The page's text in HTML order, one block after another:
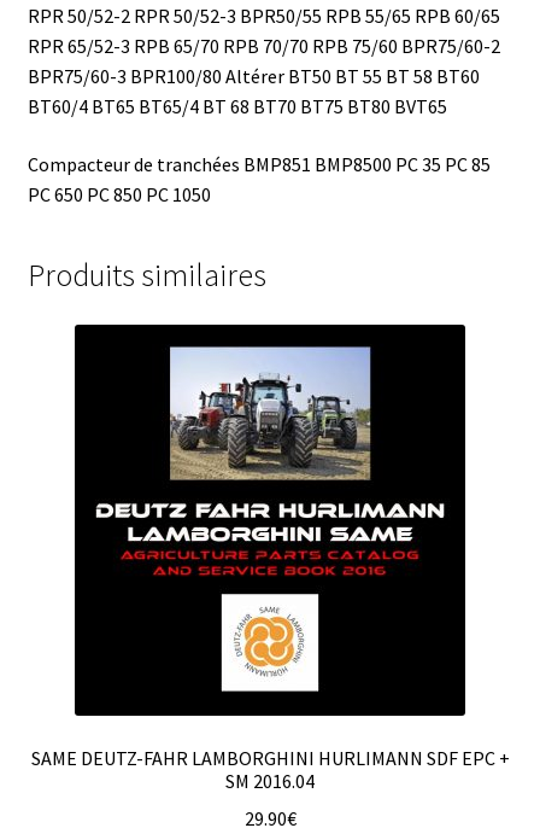
RPR 50/52-2 RPR 50/52-3 BPR50/55 RPB 55/65 RPB 60/65
RPR 65/52-3 RPB 65/70 RPB 70/70 RPB 75/60 BPR75/60-2
BPR75/60-3 BPR100/80 Altérer BT50 BT 55 BT 58 BT60
BT60/4 BT65 BT65/4 BT 68 BT70 BT75 BT80 BVT65
Compacteur de tranchées BMP851 BMP8500 PC 35 PC 85
PC 650 PC 850 PC 1050
Produits similaires
SAME DEUTZ-FAHR LAMBORGHINI HURLIMANN SDF EPC +
SM 2016.04
29.90€